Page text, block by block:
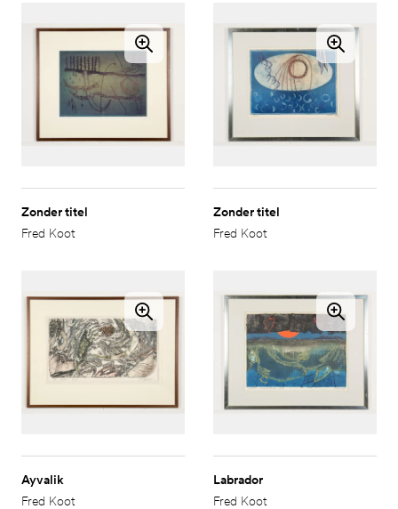
Zonder titel
Fred Koot
Zonder titel
Fred Koot
Ayvalik
Fred Koot
Labrador
Fred Koot